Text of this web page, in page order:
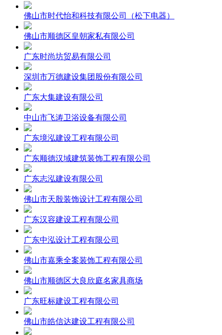
佛山市时代怡和科技有限公司（松下电器）
佛山市顺德区皇朝家私有限公司
广东时尚坊贸易有限公司
深圳市万德建设集团股份有限公司
广东大集建设有限公司
中山市飞涛卫浴设备有限公司
广东境泓建设工程有限公司
广东顺德汉域建筑装饰工程有限公司
广东志泓建设有限公司
佛山市天殷装饰设计工程有限公司
广东汉容建设工程有限公司
广东中泓设计工程有限公司
佛山市嘉乘全案装饰工程有限公司
佛山市顺德区大良欣庭名家具商场
广东旺标建设工程有限公司
佛山市皓信达建设工程有限公司